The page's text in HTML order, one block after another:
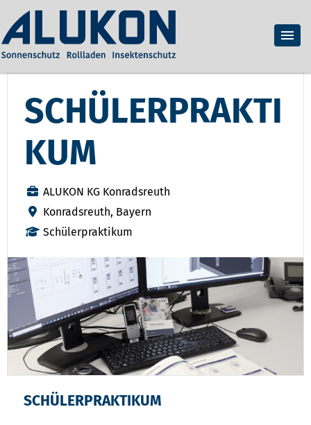
SCHÜLERPRAKTI
KUM
ALUKON KG Konradsreuth
Konradsreuth, Bayern
Schülerpraktikum
SCHÜLERPRAKTIKUM